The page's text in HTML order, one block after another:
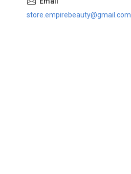
store.empirebeauty@gmail.com